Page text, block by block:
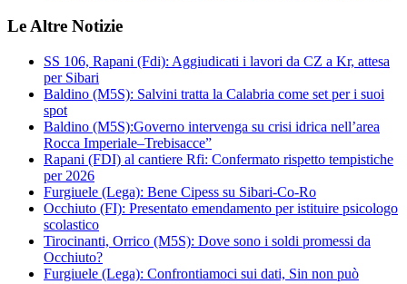
Le Altre Notizie
SS 106, Rapani (Fdi): Aggiudicati i lavori da CZ a Kr, attesa
per Sibari
Baldino (M5S): Salvini tratta la Calabria come set per i suoi
spot
Baldino (M5S):Governo intervenga su crisi idrica nell’area
Rocca Imperiale–Trebisacce”
Rapani (FDI) al cantiere Rfi: Confermato rispetto tempistiche
per 2026
Furgiuele (Lega): Bene Cipess su Sibari-Co-Ro
Occhiuto (FI): Presentato emendamento per istituire psicologo
scolastico
Tirocinanti, Orrico (M5S): Dove sono i soldi promessi da
Occhiuto?
Furgiuele (Lega): Confrontiamoci sui dati, Sin non può